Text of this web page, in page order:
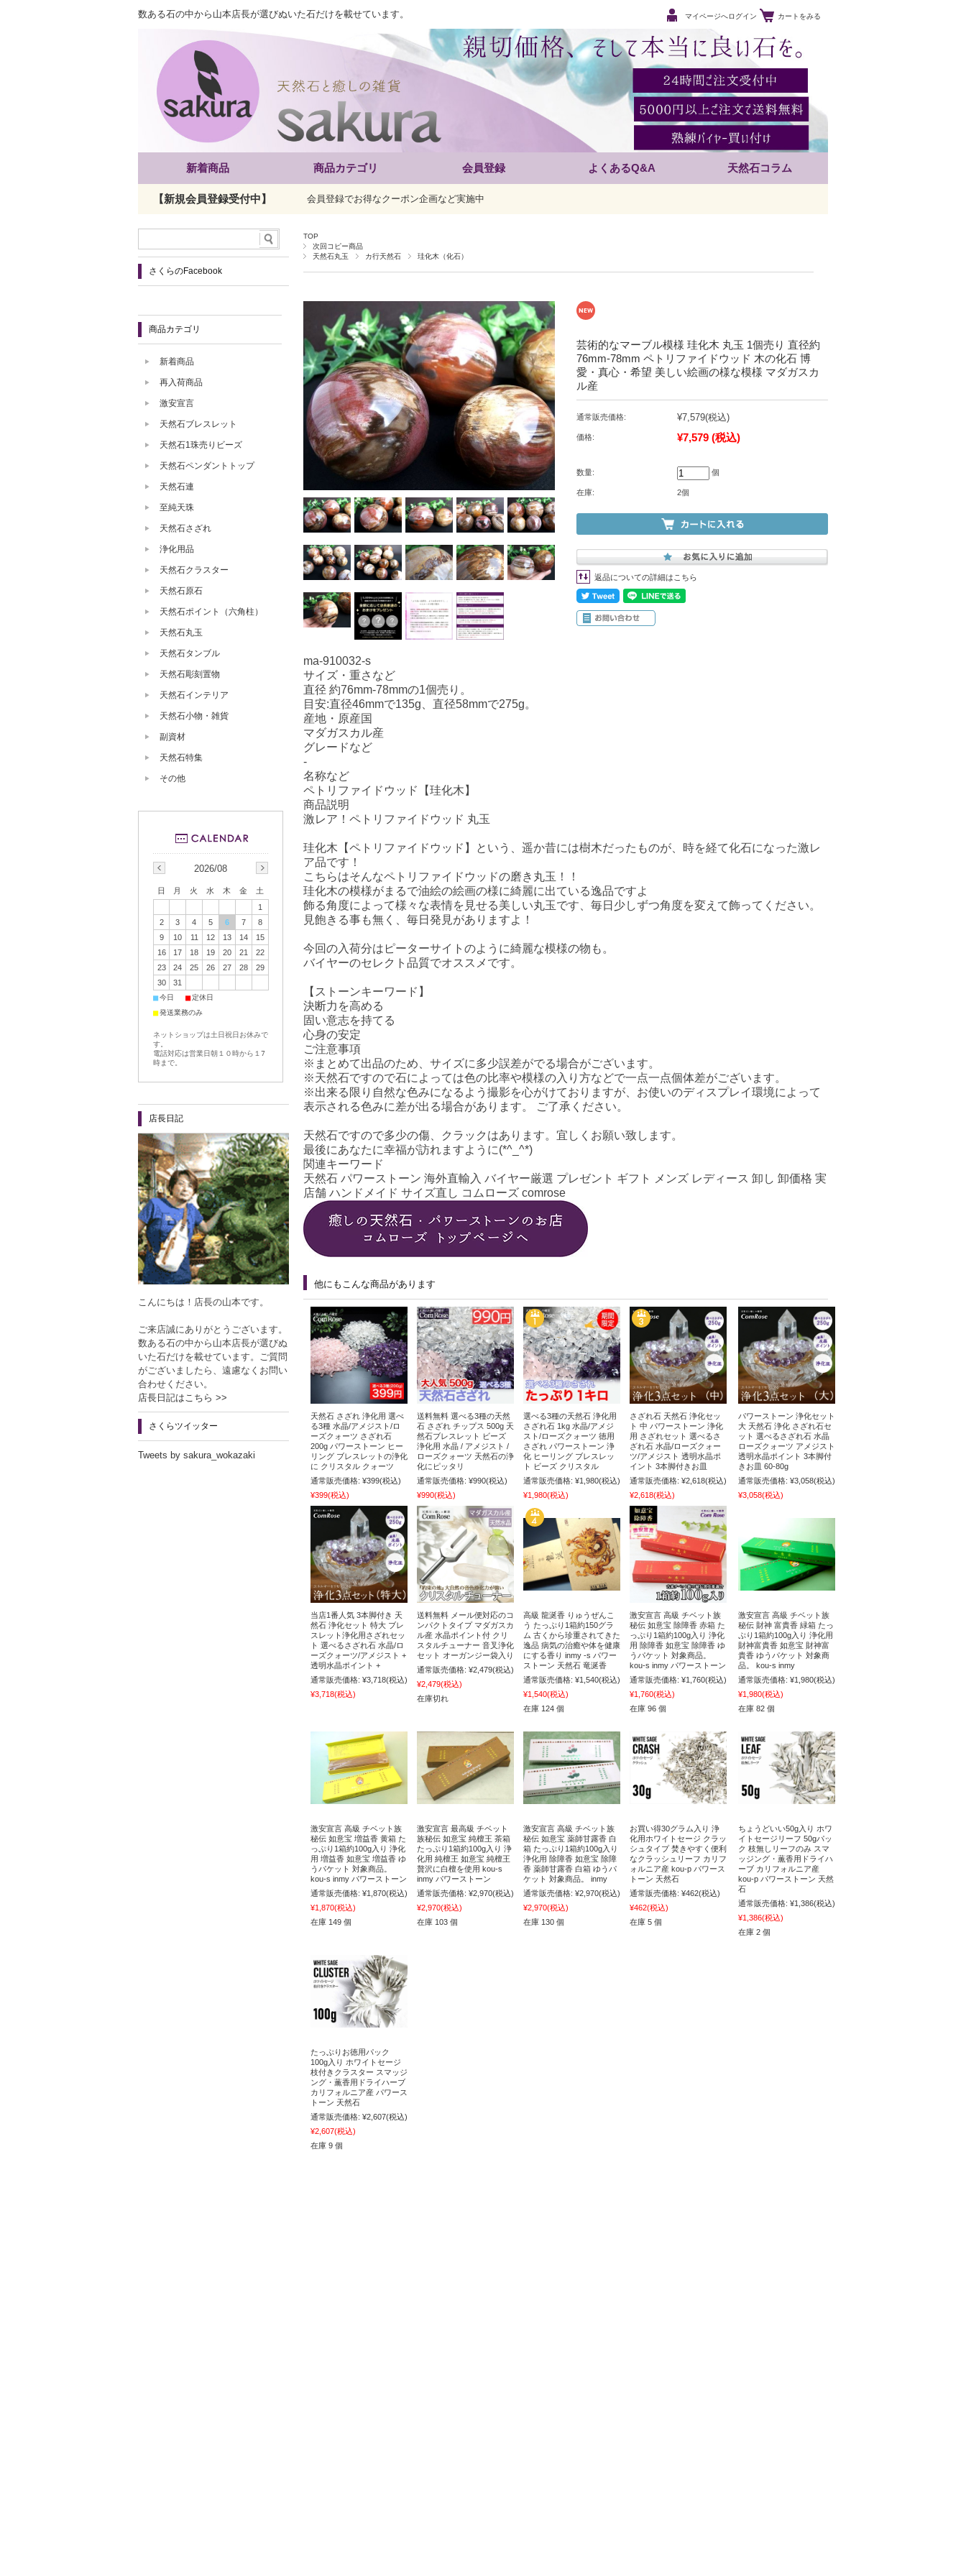
数ある石の中から山本店長が選びぬいた石だけを載せています。 マイページへログイン カートをみる
新着商品 商品カテゴリ 会員登録 よくあるQ&A 天然石コラム
【新規会員登録受付中】 会員登録でお得なクーポン企画など実施中
TOP
次回コピー商品
天然石丸玉
カ行天然石 珪化木（化石）
芸術的なマーブル模様 珪化木 丸玉 1個売り 直径約
76mm-78mm ペトリファイドウッド 木の化石 博
愛・真心・希望 美しい絵画の様な模様 マダガスカ
ル産
通常販売価格: ¥7,579(税込)
価格: ¥7,579 (税込)
数量: 個
在庫: 2個
返品についての詳細はこちら
ma-910032-s
サイズ・重さなど
直径 約76mm-78mmの1個売り。
目安:直径46mmで135g、直径58mmで275g。
産地・原産国
マダガスカル産
グレードなど
-
名称など
ペトリファイドウッド【珪化木】
商品説明
激レア！ペトリファイドウッド 丸玉
珪化木【ペトリファイドウッド】という、遥か昔には樹木だったものが、時を経て化石になった激レ
ア品です！
こちらはそんなペトリファイドウッドの磨き丸玉！！
珪化木の模様がまるで油絵の絵画の様に綺麗に出ている逸品ですよ
飾る角度によって様々な表情を見せる美しい丸玉です、毎日少しずつ角度を変えて飾ってください。
見飽きる事も無く、毎日発見がありますよ！
今回の入荷分はピーターサイトのように綺麗な模様の物も。
バイヤーのセレクト品質でオススメです。
【ストーンキーワード】
決断力を高める
固い意志を持てる
心身の安定
ご注意事項
※まとめて出品のため、サイズに多少誤差がでる場合がございます。
※天然石ですので石によっては色の比率や模様の入り方などで一点一点個体差がございます。
※出来る限り自然な色みになるよう撮影を心がけておりますが、お使いのディスプレイ環境によって
表示される色みに差が出る場合があります。 ご了承ください。
天然石ですので多少の傷、クラックはあります。宜しくお願い致します。
最後にあなたに幸福が訪れますように(*^_^*)
関連キーワード
天然石 パワーストーン 海外直輸入 バイヤー厳選 プレゼント ギフト メンズ レディース 卸し 卸価格 実
店舗 ハンドメイド サイズ直し コムローズ comrose
他にもこんな商品があります
天然石 さざれ 浄化用 選べ
る3種 水晶/アメジスト/ロ
ーズクォーツ さざれ石
200g パワーストーン ヒー
リング ブレスレットの浄化
に クリスタル クォーツ
通常販売価格: ¥399(税込)
¥399(税込)
送料無料 選べる3種の天然
石 さざれ チップス 500g 天
然石ブレスレット ビーズ
浄化用 水晶 / アメジスト /
ローズクォーツ 天然石の浄
化にピッタリ
通常販売価格: ¥990(税込)
¥990(税込)
選べる3種の天然石 浄化用
さざれ石 1kg 水晶/アメジ
スト/ローズクォーツ 徳用
さざれ パワーストーン 浄
化 ヒーリング ブレスレッ
ト ビーズ クリスタル
通常販売価格: ¥1,980(税込)
¥1,980(税込)
さざれ石 天然石 浄化セッ
ト 中 パワーストーン 浄化
用 さざれセット 選べるさ
ざれ石 水晶/ローズクォー
ツ/アメジスト 透明水晶ポ
イント 3本脚付きお皿
通常販売価格: ¥2,618(税込)
¥2,618(税込)
パワーストーン 浄化セット
大 天然石 浄化 さざれ石セ
ット 選べるさざれ石 水晶
ローズクォーツ アメジスト
透明水晶ポイント 3本脚付
きお皿 60-80g
通常販売価格: ¥3,058(税込)
¥3,058(税込)
当店1番人気 3本脚付き 天
然石 浄化セット 特大 ブレ
スレット浄化用さざれセッ
ト 選べるさざれ石 水晶/ロ
ーズクォーツ/アメジスト +
透明水晶ポイント +
通常販売価格: ¥3,718(税込)
¥3,718(税込)
送料無料 メール便対応のコ
ンパクトタイプ マダガスカ
ル産 水晶ポイント付 クリ
スタルチューナー 音叉浄化
セット オーガンジー袋入り
通常販売価格: ¥2,479(税込)
¥2,479(税込)
在庫切れ
高級 龍涎香 りゅうぜんこ
う たっぷり1箱約150グラ
ム 古くから珍重されてきた
逸品 病気の治癒や体を健康
にする香り inmy -s パワー
ストーン 天然石 竜涎香
通常販売価格: ¥1,540(税込)
¥1,540(税込)
在庫 124 個
激安宣言 高級 チベット族
秘伝 如意宝 除障香 赤箱 た
っぷり1箱約100g入り 浄化
用 除障香 如意宝 除障香 ゆ
うパケット 対象商品。
kou-s inmy パワーストーン
通常販売価格: ¥1,760(税込)
¥1,760(税込)
在庫 96 個
激安宣言 高級 チベット族
秘伝 財神 富貴香 緑箱 たっ
ぷり1箱約100g入り 浄化用
財神富貴香 如意宝 財神富
貴香 ゆうパケット 対象商
品。 kou-s inmy
通常販売価格: ¥1,980(税込)
¥1,980(税込)
在庫 82 個
激安宣言 高級 チベット族
秘伝 如意宝 増益香 黄箱 た
っぷり1箱約100g入り 浄化
用 増益香 如意宝 増益香 ゆ
うパケット 対象商品。
kou-s inmy パワーストーン
通常販売価格: ¥1,870(税込)
¥1,870(税込)
在庫 149 個
激安宣言 最高級 チベット
族秘伝 如意宝 純檀王 茶箱
たっぷり1箱約100g入り 浄
化用 純檀王 如意宝 純檀王
贅沢に白檀を使用 kou-s
inmy パワーストーン
通常販売価格: ¥2,970(税込)
¥2,970(税込)
在庫 103 個
激安宣言 高級 チベット族
秘伝 如意宝 薬師甘露香 白
箱 たっぷり1箱約100g入り
浄化用 除障香 如意宝 除障
香 薬師甘露香 白箱 ゆうパ
ケット 対象商品。 inmy
通常販売価格: ¥2,970(税込)
¥2,970(税込)
在庫 130 個
お買い得30グラム入り 浄
化用ホワイトセージ クラッ
シュタイプ 焚きやすく便利
なクラッシュリーフ カリフ
ォルニア産 kou-p パワース
トーン 天然石
通常販売価格: ¥462(税込)
¥462(税込)
在庫 5 個
ちょうどいい50g入り ホワ
イトセージリーフ 50gパッ
ク 枝無しリーフのみ スマ
ッジング・薫香用ドライハ
ーブ カリフォルニア産
kou-p パワーストーン 天然
石
通常販売価格: ¥1,386(税込)
¥1,386(税込)
在庫 2 個
たっぷりお徳用パック
100g入り ホワイトセージ
枝付きクラスター スマッジ
ング・薫香用ドライハーブ
カリフォルニア産 パワース
トーン 天然石
通常販売価格: ¥2,607(税込)
¥2,607(税込)
在庫 9 個
さくらのFacebook
商品カテゴリ
新着商品
再入荷商品
激安宣言
天然石ブレスレット
天然石1珠売りビーズ
天然石ペンダントトップ
天然石連
至純天珠
天然石さざれ
浄化用品
天然石クラスター
天然石原石
天然石ポイント（六角柱）
天然石丸玉
天然石タンブル
天然石彫刻置物
天然石インテリア
天然石小物・雑貨
副資材
天然石特集
その他
2026/08
日 月 火 水 木 金
土
1
2
3 4 5 6 7
8
9
10 11 12 13 14
15
16
17 18 19 20 21
22
23
24 25 26 27 28
29
30
31
■今日 ■定休日
■発送業務のみ
ネットショップは土日祝日お休みで
す。
電話対応は営業日朝１０時から１7
時まで。
店長日記
こんにちは！店長の山本です。
ご来店誠にありがとうございます。
数ある石の中から山本店長が選びぬ
いた石だけを載せています。ご質問
がございましたら、遠慮なくお問い
合わせください。
店長日記はこちら >>
さくらツイッター
Tweets by sakura_wokazaki